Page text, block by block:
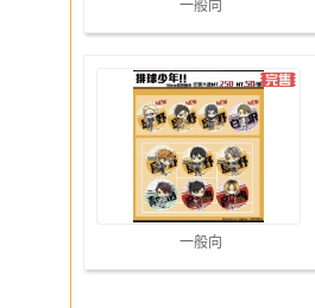
一般向
一般向